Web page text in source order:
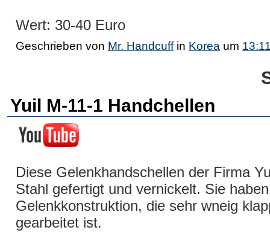
Wert: 30-40 Euro
Geschrieben von Mr. Handcuffin Korea um
Yuil M-11-1 Handchellen
Diese Gelenkhandschellen der Firma
Stahl gefertigt und vernickelt. Sie
Gelenkkonstruktion, die sehr wneig
gearbeitet ist.